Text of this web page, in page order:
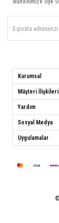
Bültenimize Üye
Kurumsal
Müşteri İlişkileri
Yardım
Sosyal Medya
Uygulamalar